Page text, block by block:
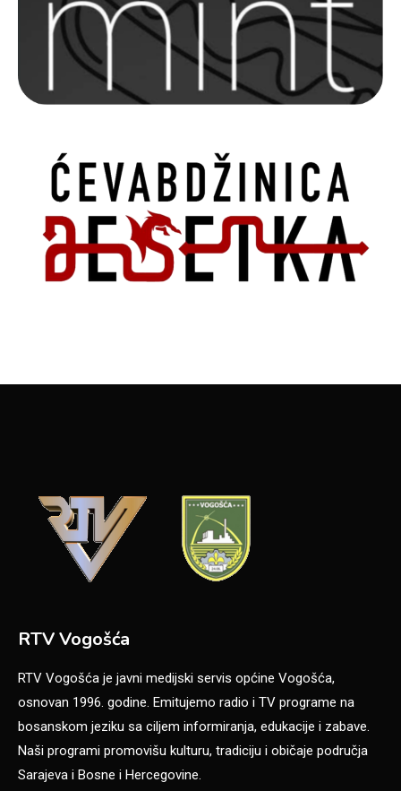
RTV Vogošća
RTV Vogošća je javni medijski servis općine Vogošća,
osnovan 1996. godine. Emitujemo radio i TV programe na
bosanskom jeziku sa ciljem informiranja, edukacije i zabave.
Naši programi promovišu kulturu, tradiciju i običaje područja
Sarajeva i Bosne i Hercegovine.